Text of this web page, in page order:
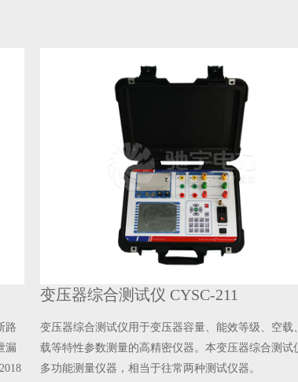
变压器综合测试仪 CYSC-211
变压器综合测试仪用于变压器容量、能效等级、空载、负
载等特性参数测量的高精密仪器。本变压器综合测试仪为
多功能测量仪器，相当于往常两种测试仪器。